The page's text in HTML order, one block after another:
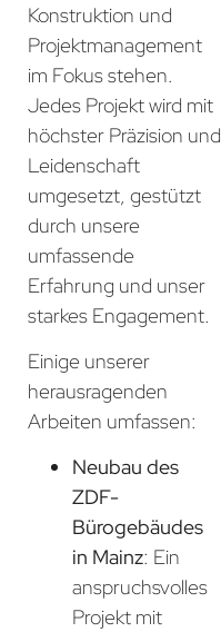
Konstruktion und
Projektmanagement
im Fokus stehen.
Jedes Projekt wird mit
höchster Präzision und
Leidenschaft
umgesetzt, gestützt
durch unsere
umfassende
Erfahrung und unser
starkes Engagement.
Einige unserer
herausragenden
Arbeiten umfassen:
Neubau des
ZDF-
Bürogebäudes
in Mainz: Ein
anspruchsvolles
Projekt mit